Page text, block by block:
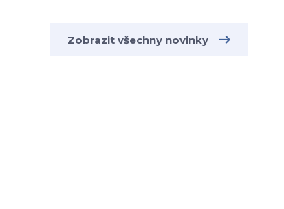
Zobrazit všechny novinky